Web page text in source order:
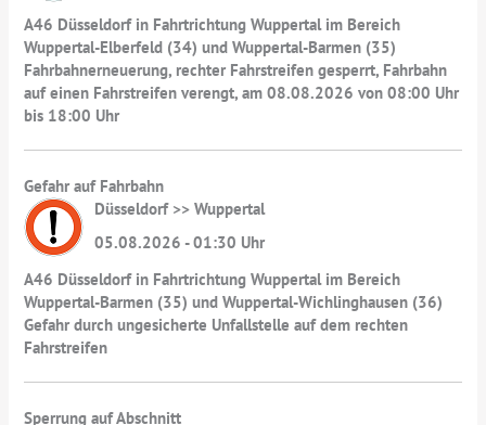
A46 Düsseldorf in Fahrtrichtung Wuppertal im Bereich
Wuppertal-Elberfeld (34) und Wuppertal-Barmen (35)
Fahrbahnerneuerung, rechter Fahrstreifen gesperrt, Fahrbahn
auf einen Fahrstreifen verengt, am 08.08.2026 von 08:00 Uhr
bis 18:00 Uhr
Gefahr auf Fahrbahn
Düsseldorf >> Wuppertal
05.08.2026 - 01:30 Uhr
A46 Düsseldorf in Fahrtrichtung Wuppertal im Bereich
Wuppertal-Barmen (35) und Wuppertal-Wichlinghausen (36)
Gefahr durch ungesicherte Unfallstelle auf dem rechten
Fahrstreifen
Sperrung auf Abschnitt